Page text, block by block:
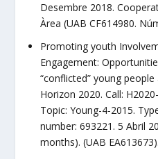
Desembre 2018.
Àrea (UAB CF614980.
Promoting youth
Engagement:
“conflicted” young people
Horizon 2020. Call:
Topic: Young-4-2015.
number: 693221. 5 Abril
months). (UAB EA613673).